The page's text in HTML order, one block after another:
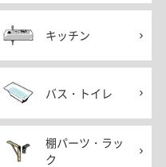
キッチン
バス・トイレ
棚パーツ・ラッ
ク